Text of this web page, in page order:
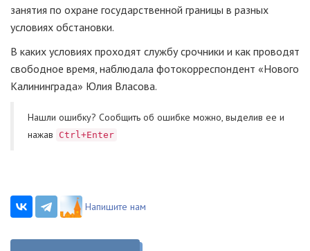
занятия по охране государственной границы в разных
условиях обстановки.
В каких условиях проходят службу срочники и как проводят
свободное время, наблюдала фотокорреспондент «Нового
Калининграда» Юлия Власова.
Нашли ошибку? Cообщить об ошибке можно, выделив ее и
нажав
Ctrl+Enter
Напишите нам